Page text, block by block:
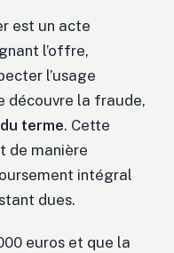
est un acte
l’offre,
l’usage
découvre la fraude,
terme. Cette
de manière
intégral
dues.
euros et que la